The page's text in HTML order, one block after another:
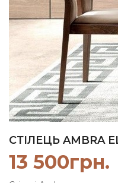
СТІЛЕЦЬ AMBRA
13 500грн.